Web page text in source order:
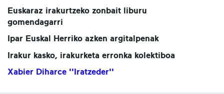
Euskaraz irakurtzeko zonbait liburu
gomendagarri
Ipar Euskal Herriko azken argitalpenak
Irakur kasko, irakurketa erronka kolektiboa
Xabier Diharce ''Iratzeder''